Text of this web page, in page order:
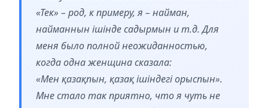
«Тек» – род, к примеру, я – найман,
найманнын ішінде садырмын и т.д. Для
меня было полной неожиданностью,
когда одна женщина сказала:
«Мен қазақпын, қазақ ішіндегі орыспын».
Мне стало так приятно, что я чуть не